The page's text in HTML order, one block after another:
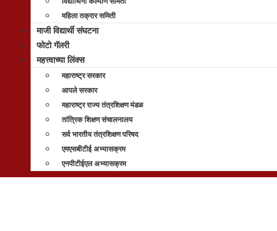
महिला तक्रार समिती
माजी विद्यार्थी संघटना
फोटो गॅलरी
महत्त्वाच्या लिंक्स
महाराष्ट्र सरकार
आपले सरकार
महाराष्ट्र राज्य तंत्रशिक्षण मंडळ
तांत्रिक शिक्षण संचालनालय
सर्व भारतीय तंत्रशिक्षण परिषद
एमएसबीटीई अभ्यासक्रम
एनपीटीईएल अभ्यासक्रम